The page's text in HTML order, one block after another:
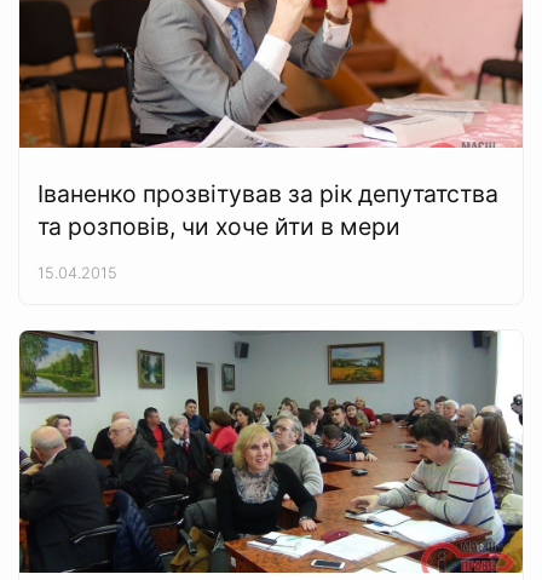
Іваненко прозвітував за рік депутатства
та розповів, чи хоче йти в мери
15.04.2015